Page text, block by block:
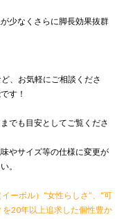
少なくさらに脚長効果抜群
、お気軽にご相談くださ
す！
でも目安としてご覧くださ
やサイズ等の仕様に変更が
。
ーボル）“女性らしさ”、“可
を20年以上追求した個性豊か